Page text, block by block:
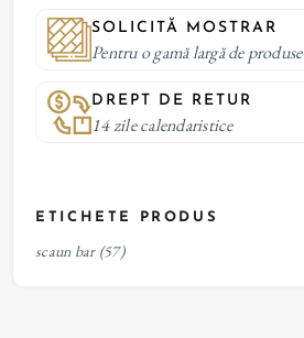
SOLICITĂ MOSTRAR
Pentru o gamă largă de produse
DREPT DE RETUR
14 zile calendaristice
ETICHETE PRODUS
scaun bar (57)